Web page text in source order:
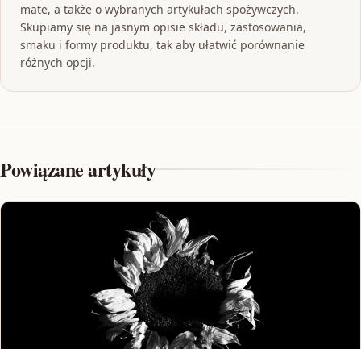
mate, a także o wybranych artykułach spożywczych.
Skupiamy się na jasnym opisie składu, zastosowania,
smaku i formy produktu, tak aby ułatwić porównanie
różnych opcji.
Powiązane artykuły